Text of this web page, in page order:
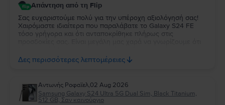
Απάντηση από τη Flip
Σας ευχαριστούμε πολύ για την υπέροχη αξιολόγησή σας!
Χαιρόμαστε ιδιαίτερα που παραλάβατε το Galaxy S24 FE
τόσο γρήγορα και ότι ανταποκρίθηκε πλήρως στις
απόλυτα ικανοποιημένη. Σας ευχαριστούμε για την
εμπιστοσύνη σας και σας ευχόμαστε να χαρείτε τη νέα σας
Δες περισσότερες λεπτομέρειες
Aντωνής Ροφαϊελ,02 Aug 2026
Samsung Galaxy S24 Ultra 5G Dual Sim, Black Titanium,
512 GB, Σαν καινούργιο